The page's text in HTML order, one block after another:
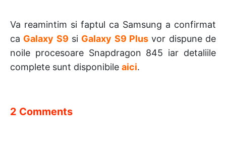
Va reamintim si faptul ca Samsung a confirmat
ca Galaxy S9 si Galaxy S9 Plus vor dispune de
noile procesoare Snapdragon 845 iar detaliile
complete sunt disponibile aici.
2 Comments